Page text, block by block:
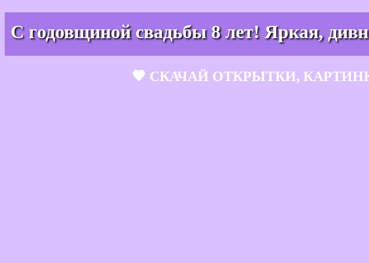
С годовщиной свадьбы 8 лет! Яркая,
🧡 СКАЧАЙ ОТКРЫТКИ,